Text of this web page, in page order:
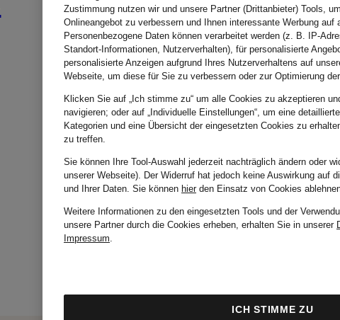
Zustimmung nutzen wir und unsere Partner (Drittanbieter) Tools,
Onlineangebot zu verbessern und Ihnen interessante Werbung auf
Personenbezogene Daten können verarbeitet werden (z. B. IP-
Standort-Informationen, Nutzerverhalten), für personalisierte
personalisierte Anzeigen aufgrund Ihres Nutzerverhaltens auf
Webseite, um diese für Sie zu verbessern oder zur Optimierung
Klicken Sie auf „Ich stimme zu“ um alle Cookies zu akzeptieren
navigieren; oder auf „Individuelle Einstellungen“, um eine
Kategorien und eine Übersicht der eingesetzten Cookies zu
zu treffen.
Sie können Ihre Tool-Auswahl jederzeit nachträglich ändern oder
unserer Webseite). Der Widerruf hat jedoch keine Auswirkung auf
und Ihrer Daten. Sie können hierden Einsatz von Cookies
Weitere Informationen zu den eingesetzten Tools und der
unsere Partner durch die Cookies erheben, erhalten Sie in unserer
Impressum.
ICH STIMME ZU